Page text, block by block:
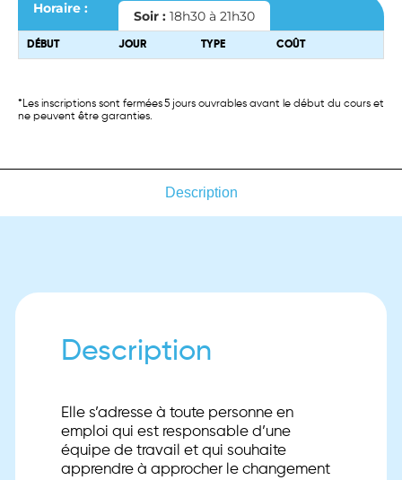
Horaire :
Soir : 18h30 à 21h30
DÉBUT JOUR TYPE COÛT
*Les inscriptions sont fermées 5 jours ouvrables avant le début du cours et
ne peuvent être garanties.
Description
Description
Elle s’adresse à toute personne en
emploi qui est responsable d’une
équipe de travail et qui souhaite
apprendre à approcher le changement